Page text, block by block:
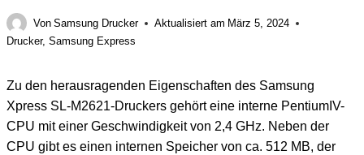
Von Samsung Drucker Aktualisiert am März 5, 2024
Drucker, Samsung Express
Zu den herausragenden Eigenschaften des Samsung
Xpress SL-M2621-Druckers gehört eine interne PentiumIV-
CPU mit einer Geschwindigkeit von 2,4 GHz. Neben der
CPU gibt es einen internen Speicher von ca. 512 MB, der